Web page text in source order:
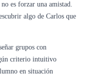
es forzar una amistad.
algo de Carlos que
grupos con
criterio intuitivo
en situación